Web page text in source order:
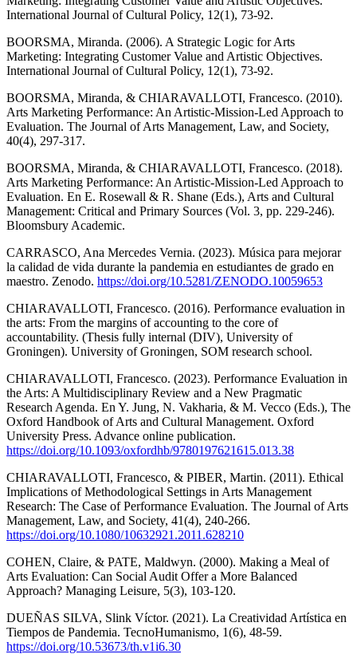
International Journal of Cultural Policy, 12(1), 73-92.
BOORSMA, Miranda. (2006). A Strategic Logic for Arts
Marketing: Integrating Customer Value and Artistic Objectives.
International Journal of Cultural Policy, 12(1), 73-92.
BOORSMA, Miranda, & CHIARAVALLOTI, Francesco. (2010).
Arts Marketing Performance: An Artistic-Mission-Led Approach to
Evaluation. The Journal of Arts Management, Law, and Society,
40(4), 297-317.
BOORSMA, Miranda, & CHIARAVALLOTI, Francesco. (2018).
Arts Marketing Performance: An Artistic-Mission-Led Approach to
Evaluation. En E. Rosewall & R. Shane (Eds.), Arts and Cultural
Management: Critical and Primary Sources (Vol. 3, pp. 229-246).
Bloomsbury Academic.
CARRASCO, Ana Mercedes Vernia. (2023). Música para mejorar
la calidad de vida durante la pandemia en estudiantes de grado en
maestro. Zenodo. https://doi.org/10.5281/ZENODO.10059653
CHIARAVALLOTI, Francesco. (2016). Performance evaluation in
the arts: From the margins of accounting to the core of
accountability. (Thesis fully internal (DIV), University of
Groningen). University of Groningen, SOM research school.
CHIARAVALLOTI, Francesco. (2023). Performance Evaluation in
the Arts: A Multidisciplinary Review and a New Pragmatic
Research Agenda. En Y. Jung, N. Vakharia, & M. Vecco (Eds.), The
Oxford Handbook of Arts and Cultural Management. Oxford
University Press. Advance online publication.
https://doi.org/10.1093/oxfordhb/9780197621615.013.38
CHIARAVALLOTI, Francesco, & PIBER, Martin. (2011). Ethical
Implications of Methodological Settings in Arts Management
Research: The Case of Performance Evaluation. The Journal of Arts
Management, Law, and Society, 41(4), 240-266.
https://doi.org/10.1080/10632921.2011.628210
COHEN, Claire, & PATE, Maldwyn. (2000). Making a Meal of
Arts Evaluation: Can Social Audit Offer a More Balanced
Approach? Managing Leisure, 5(3), 103-120.
DUEÑAS SILVA, Slink Víctor. (2021). La Creatividad Artística en
Tiempos de Pandemia. TecnoHumanismo, 1(6), 48-59.
https://doi.org/10.53673/th.v1i6.30